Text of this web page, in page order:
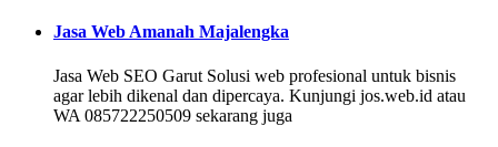
Jasa Web Amanah Majalengka
Jasa Web SEO Garut Solusi web profesional untuk bisnis
agar lebih dikenal dan dipercaya. Kunjungi jos.web.id atau
WA 085722250509 sekarang juga